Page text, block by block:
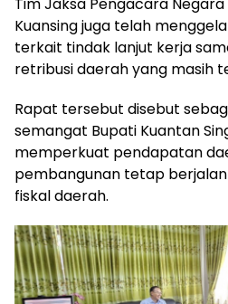
Tim Jaksa Pengacara
Kuansing juga telah
terkait tindak lanjut kerja
retribusi daerah yang masih
Rapat tersebut disebut
semangat Bupati Kuantan
memperkuat pendapatan
pembangunan tetap
fiskal daerah.